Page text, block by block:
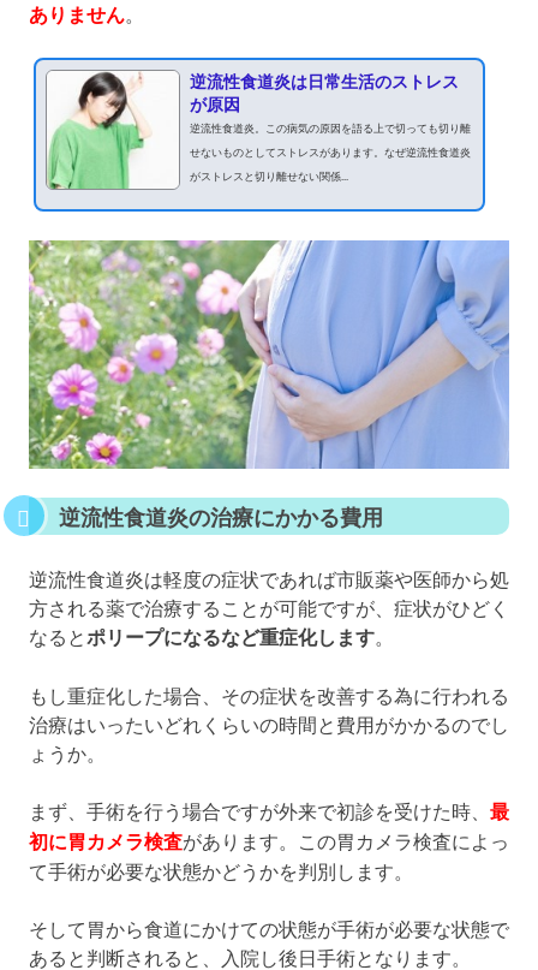
ありません。
逆流性食道炎は日常生活のストレス
が原因
逆流性食道炎。この病気の原因を語る上で切っても切り離
せないものとしてストレスがあります。なぜ逆流性食道炎
がストレスと切り離せない関係...
逆流性食道炎の治療にかかる費用
逆流性食道炎は軽度の症状であれば市販薬や医師から処
方される薬で治療することが可能ですが、症状がひどく
なるとポリープになるなど重症化します
もし重症化した場合、その症状を改善する為に行われる
治療はいったいどれくらいの時間と費用がかかるのでし
ょうか。
まず、手術を行う場合ですが外来で初診を受けた時、 最
初に胃カメラ検査があります。この胃カメラ検査によっ
て手術が必要な状態かどうかを判別します。
そして胃から食道にかけての状態が手術が必要な状態で
あると判断されると、入院し後日手術となります。